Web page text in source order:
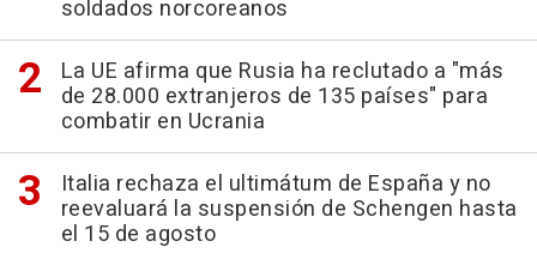
soldados norcoreanos
La UE afirma que Rusia ha reclutado a "más
de 28.000 extranjeros de 135 países" para
combatir en Ucrania
Italia rechaza el ultimátum de España y no
reevaluará la suspensión de Schengen hasta
el 15 de agosto